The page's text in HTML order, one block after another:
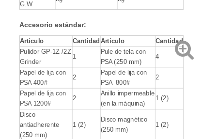
G.W
Accesorio estándar:
Artículo Cantidad Artículo
Cantidad
Pulidor GP-1Z /2Z
Grinder
1
Pule de tela con
PSA (250 mm)
4
Papel de lija con
PSA 400#
2
Papel de lija con
PSA 800#
2
Papel de lija con
PSA 1200#
2
Anillo impermeable
(en la máquina)
1 (2)
Disco
antiadherente
(250 mm)
1 (2)
Disco magnético
(250 mm)
1 (2)